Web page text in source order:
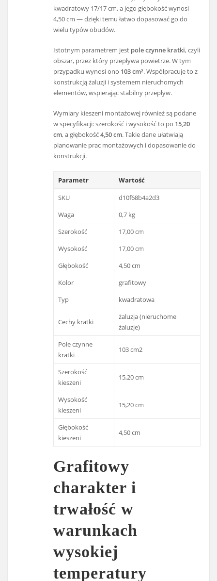
kwadratowy 17/17 cm, a jego głębokość wynosi
4,50 cm — dzięki temu łatwo dopasować go do
wielu typów obudów.
Istotnym parametrem jest pole czynne kratki, czyli
obszar, przez który przepływa powietrze. W tym
przypadku wynosi ono 103 cm². Współpracuje to z
konstrukcją żaluzji i systemem nieruchomych
elementów, wspierając stabilny przepływ.
Wymiary kieszeni montażowej również są podane
w specyfikacji: szerokość i wysokość to po 15,20
cm, a głębokość4,50 cm. Takie dane ułatwiają
planowanie prac montażowych i dopasowanie do
konstrukcji.
Parametr
Wartość
SKU
d10f68b4a2d3
Waga
0,7 kg
Szerokość
17,00 cm
Wysokość
17,00 cm
Głębokość
4,50 cm
Kolor
grafitowy
Typ
kwadratowa
Cechy kratki
żaluzja (nieruchome
żaluzje)
Pole czynne
kratki
103 cm2
Szerokość
kieszeni
15,20 cm
Wysokość
kieszeni
15,20 cm
Głębokość
kieszeni
4,50 cm
Grafitowy
charakter i
trwałość w
warunkach
wysokiej
temperatury